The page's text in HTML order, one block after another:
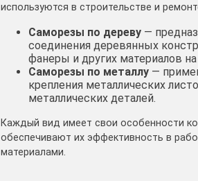
используются в строительстве и
Саморезы по дереву —
соединения деревянных
фанеры и других материалов
Саморезы по металлу —
крепления металлических
металлических деталей.
Каждый вид имеет свои особенности
обеспечивают их эффективность в
материалами.